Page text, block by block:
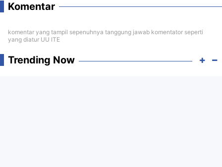
Komentar
komentar yang tampil sepenuhnya tanggung jawab komentator seperti
yang diatur UU ITE
Trending Now